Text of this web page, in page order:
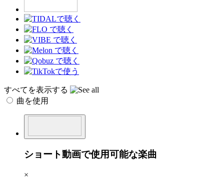
すべてを表示する
曲を使用
ショート動画で使用可能な楽曲
×